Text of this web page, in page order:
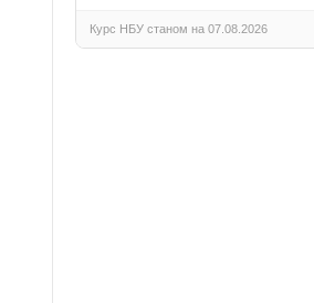
Курс НБУ станом на 07.08.2026